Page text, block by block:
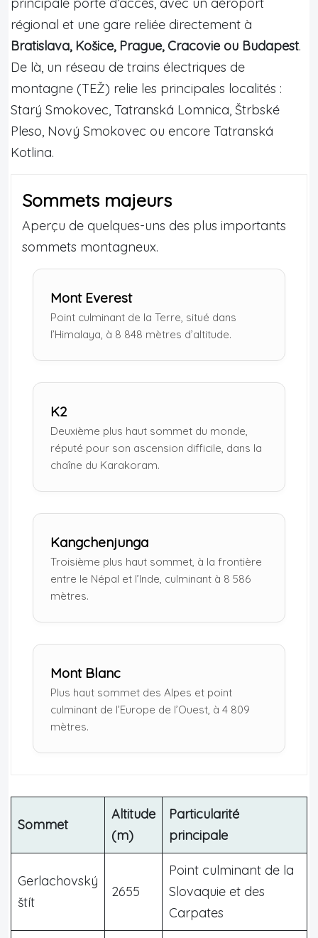
régional et une gare reliée directement à
Bratislava, Košice, Prague, Cracovie ou Budapest.
De là, un réseau de trains électriques de
montagne (TEŽ) relie les principales localités :
Starý Smokovec, Tatranská Lomnica, Štrbské
Pleso, Nový Smokovec ou encore Tatranská
Kotlina.
Sommets majeurs
Aperçu de quelques-uns des plus importants
sommets montagneux.
Mont Everest
Point culminant de la Terre, situé dans
l’Himalaya, à 8 848 mètres d’altitude.
K2
Deuxième plus haut sommet du monde,
réputé pour son ascension difficile, dans la
chaîne du Karakoram.
Kangchenjunga
Troisième plus haut sommet, à la frontière
entre le Népal et l’Inde, culminant à 8 586
mètres.
Mont Blanc
Plus haut sommet des Alpes et point
culminant de l’Europe de l’Ouest, à 4 809
mètres.
Sommet
Altitude
(m)
Particularité
principale
Gerlachovský
štít
2655
Point culminant de la
Slovaquie et des
Carpates